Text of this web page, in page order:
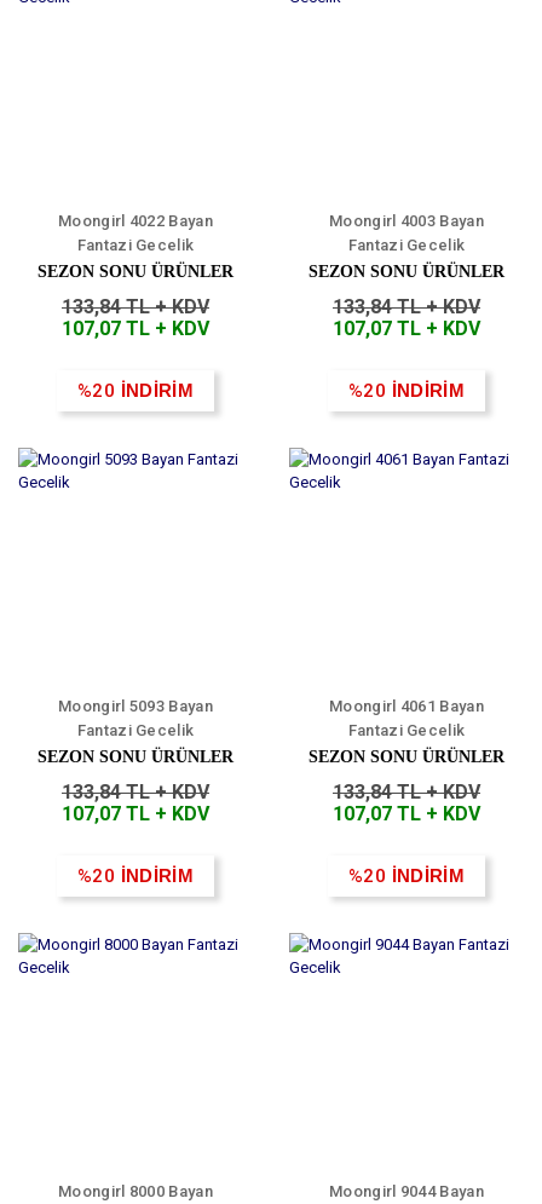
Moongirl 4022 Bayan
Fantazi Gecelik
SEZON SONU ÜRÜNLER
133,84 TL + KDV
107,07 TL + KDV
%20 İNDİRİM
Moongirl 4003 Bayan
Fantazi Gecelik
SEZON SONU ÜRÜNLER
133,84 TL + KDV
107,07 TL + KDV
%20 İNDİRİM
Moongirl 5093 Bayan
Fantazi Gecelik
SEZON SONU ÜRÜNLER
133,84 TL + KDV
107,07 TL + KDV
%20 İNDİRİM
Moongirl 4061 Bayan
Fantazi Gecelik
SEZON SONU ÜRÜNLER
133,84 TL + KDV
107,07 TL + KDV
%20 İNDİRİM
Moongirl 8000 Bayan
Moongirl 9044 Bayan